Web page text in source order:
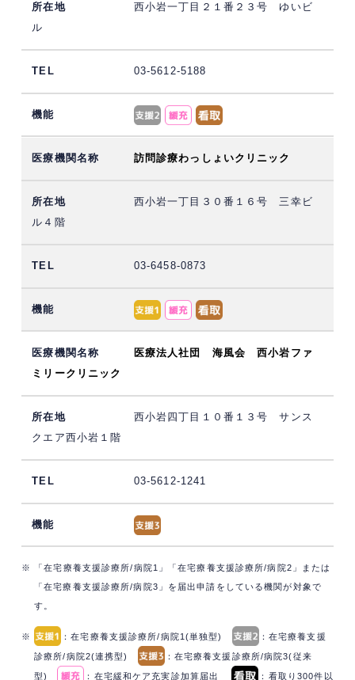
西小岩一丁目２１番２３号 ゆいビ
ル
03-5612-5188
訪問診療わっしょいクリニック
西小岩一丁目３０番１６号 三幸ビ
ル４階
03-6458-0873
医療法人社団 海風会 西小岩ファ
ミリークリニック
西小岩四丁目１０番１３号 サンス
クエア西小岩１階
03-5612-1241
※ 「在宅療養支援診療所/病院1」「在宅療養支援診療所/病院2」または
「在宅療養支援診療所/病院3」を届出申請をしている機関が対象で
す。
※ ：在宅療養支援診療所/病院1(単独型) ：在宅療養支援
診療所/病院2(連携型) ：在宅療養支援診療所/病院3(従来
型) ：在宅緩和ケア充実診加算届出 ：看取り300件以